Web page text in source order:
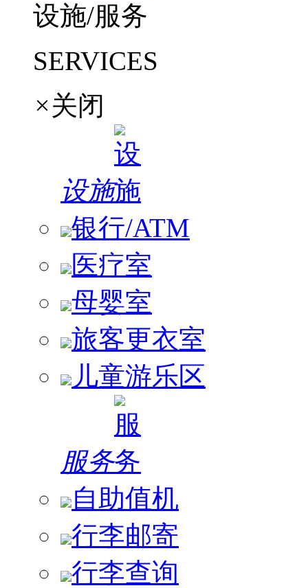
设施/服务
SERVICES
×关闭
设施
银行/ATM
医疗室
母婴室
旅客更衣室
儿童游乐区
服务
自助值机
行李邮寄
行李查询